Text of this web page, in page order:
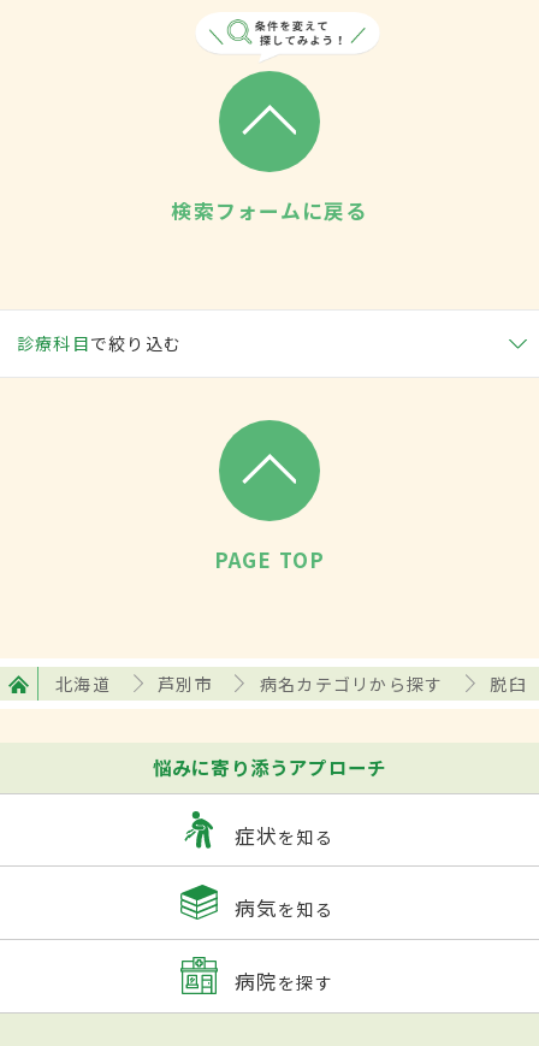
検索フォームに戻る
診療科目で絞り込む
PAGE TOP
北海道 芦別市 病名カテゴリから探す 脱臼
悩みに寄り添うアプローチ
症状を知る
病気を知る
病院を探す